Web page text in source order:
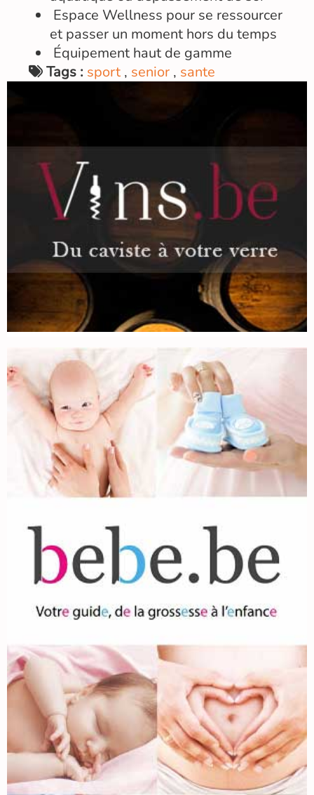
Espace Wellness pour se ressourcer
et passer un moment hors du temps
Équipement haut de gamme
Tags : sport , senior , sante